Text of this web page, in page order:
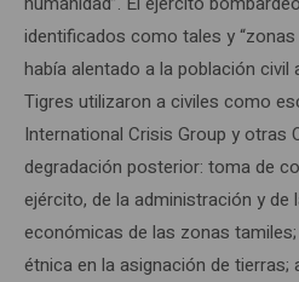
identificados como tales y “zonas
había alentado a la población civil
Tigres utilizaron a civiles como
International Crisis Group y otras
degradación posterior: toma de
ejército, de la administración y de
económicas de las zonas
étnica en la asignación de